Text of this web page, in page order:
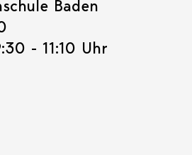
Baden
- 11:10 Uhr